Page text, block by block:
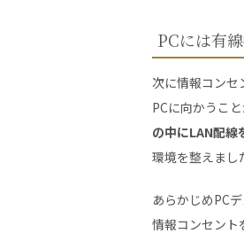
PCには有
次に情報コンセ
PCに向かうこ
の中にLAN配線
環境を整えまし
あらかじめPC
情報コンセント